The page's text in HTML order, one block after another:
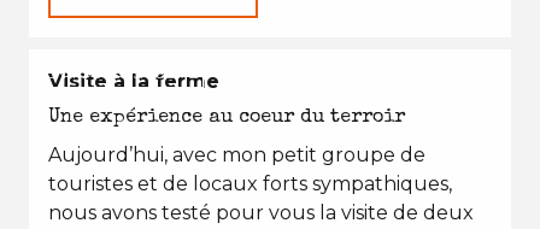
EN TOUTES SAISONS
Visite à la ferme
Une expérience au coeur du terroir
Aujourd’hui, avec mon petit groupe de
touristes et de locaux forts sympathiques,
nous avons testé pour vous la visite de deux